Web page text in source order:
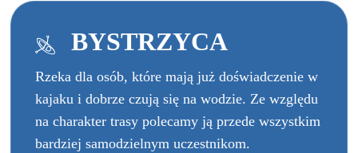
BYSTRZYCA
Rzeka dla osób, które mają już doświadczenie w
kajaku i dobrze czują się na wodzie. Ze względu
na charakter trasy polecamy ją przede wszystkim
bardziej samodzielnym uczestnikom.